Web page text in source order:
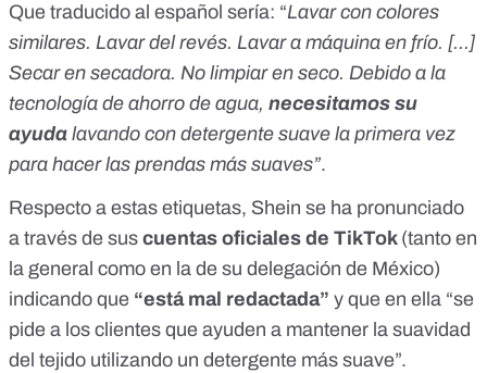
Que traducido al español sería: “Lavar con colores
similares. Lavar del revés. Lavar a máquina en frío. [...]
Secar en secadora. No limpiar en seco. Debido a la
tecnología de ahorro de agua, necesitamos su
ayuda lavando con detergente suave la primera vez
para hacer las prendas más suaves”.
Respecto a estas etiquetas, Shein se ha pronunciado
a través de sus cuentas oficiales de TikTok (tanto en
la general como en la de su delegación de México)
indicando que “está mal redactada” y que en ella “se
pide a los clientes que ayuden a mantener la suavidad
del tejido utilizando un detergente más suave”.